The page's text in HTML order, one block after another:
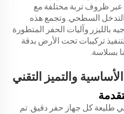
عبر ظروف تربة مختلفة مع
السطحي. وتجمع هذه
بالليزر وآليات الحفر المتطورة
تركيبات تحت الأرض بدقة
بسلاسة.
والتميز التقني
طليعة كل جهاز حفر دقيق. تم